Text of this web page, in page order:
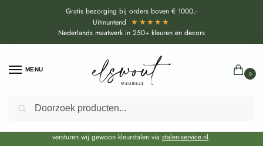
Gratis bezorging bij orders boven € 1000,-
Uitmuntend ★★★★★
Nederlands maatwerk in 250+ kleuren en decors
MENU
0
Door de bouwvakperiode geldt voor alle collecties momenteel een EXTRA
levertijd van circa 3-4 weken bovenop de reguliere levertijd.
versturen wij gewoon kleurstalen via stalen-service.nl.